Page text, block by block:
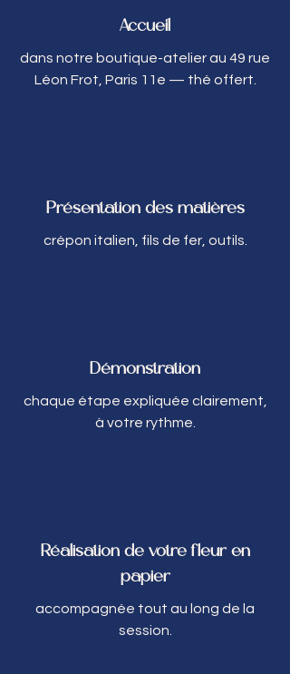
Accueil
dans notre boutique-atelier au 49 rue
Léon Frot, Paris 11e — thé offert.
Présentation des matières
crépon italien, fils de fer, outils.
Démonstration
chaque étape expliquée clairement,
à votre rythme.
Réalisation de votre fleur en
papier
accompagnée tout au long de la
session.